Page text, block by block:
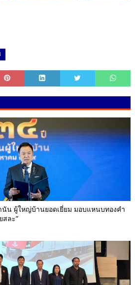
น ผู้ใหญ่บ้านยอดเยี่ยม มอบแหนบทองคำ
สละ”